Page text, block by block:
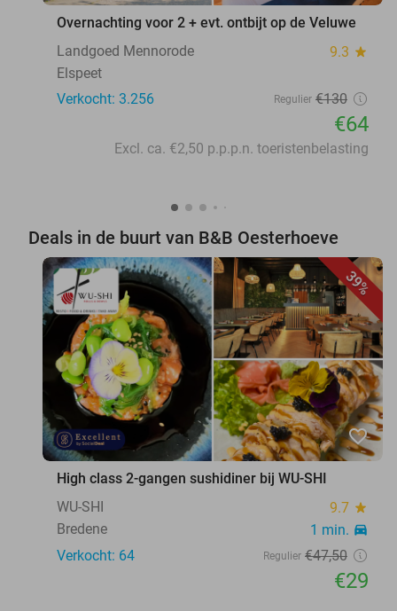
Overnachting voor 2 + evt. ontbijt op de Veluwe
Landgoed Mennorode
9.3 star
Elspeet
Verkocht: 3.256
Regulier €130
€64
Excl. ca. €2,50 p.p.p.n. toeristenbelasting
Deals in de buurt van B&B Oesterhoeve
39%
favorite_border
High class 2-gangen sushidiner bij WU-SHI
WU-SHI
9.7 star
Bredene 1 min. directions_car
Verkocht: 64 Regulier €47,50
€29